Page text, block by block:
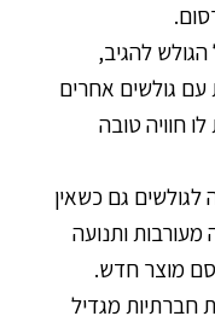
להגיב,
גולשים אחרים
חוויה טובה
לגולשים גם כשאין
ותנועה
מוצר חדש.
חברתיות מגדיל